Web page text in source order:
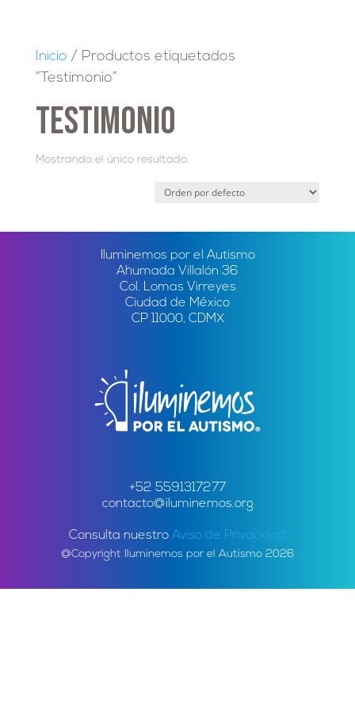
Inicio / Productos etiquetados
“Testimonio”
Testimonio
Mostrando el único resultado
Iluminemos por el Autismo
Ahumada Villalón 36
Col. Lomas Virreyes
Ciudad de México
CP 11000, CDMX
+52 5591317277
contacto@iluminemos.org
Consulta nuestro Aviso de Privacidad
@Copyright Iluminemos por el Autismo 2026